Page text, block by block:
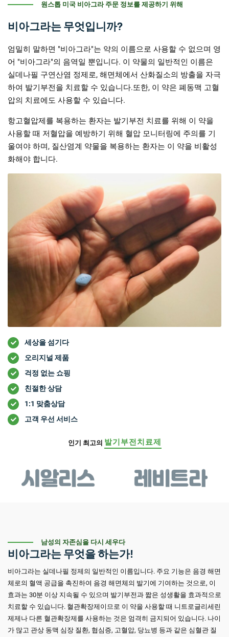
원스톱 미국 비아그라 주문 정보를 제공하기 위해
비아그라는 무엇입니까?
엄밀히 말하면 "비아그라"는 약의 이름으로 사용할 수 없으며 영
어 "비아그라"의 음역일 뿐입니다. 이 약물의 일반적인 이름은
실데나필 구연산염 정제로, 해면체에서 산화질소의 방출을 자극
하여 발기부전을 치료할 수 있습니다.또한, 이 약은 폐동맥 고혈
압의 치료에도 사용할 수 있습니다.
항고혈압제를 복용하는 환자는 발기부전 치료를 위해 이 약을
사용할 때 저혈압을 예방하기 위해 혈압 모니터링에 주의를 기
울여야 하며, 질산염계 약물을 복용하는 환자는 이 약을 비활성
화해야 합니다.
세상을 섬기다
오리지널 제품
걱정 없는 쇼핑
친절한 상담
1:1 맞춤상담
고객 우선 서비스
인기 최고의 발기부전치료제
남성의 자존심을 다시 세우다
비아그라는 무엇을 하는가!
비아그라는 실데나필 정제의 일반적인 이름입니다. 주요 기능은 음경 해면
체로의 혈액 공급을 촉진하여 음경 해면체의 발기에 기여하는 것으로, 이
효과는 30분 이상 지속될 수 있으며 발기부전과 짧은 성생활을 효과적으로
치료할 수 있습니다. 혈관확장제이므로 이 약을 사용할 때 니트로글리세린
제제나 다른 혈관확장제를 사용하는 것은 엄격히 금지되어 있습니다. 나이
가 많고 관상 동맥 심장 질환, 협심증, 고혈압, 당뇨병 등과 같은 심혈관 질